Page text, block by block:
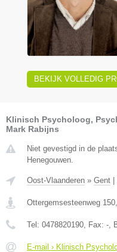
BEKIJK VOLLEDIG
Klinisch Psycholoog,
Mark Rabijns
Niet gevestigd in de
Henegouwen.
Oost-Vlaanderen » Gent
Ottergemsesteenweg 150,
Tel: 0478820190, Fax: -,
E-mail › Klinisch